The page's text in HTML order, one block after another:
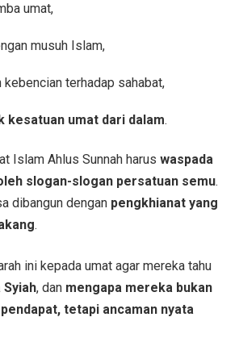
umat,
musuh Islam,
kebencian terhadap sahabat,
kesatuan umat dari dalam.
Islam Ahlus Sunnah harus waspada
slogan-slogan persatuan semu.
dibangun dengan pengkhianat yang
.
ini kepada umat agar mereka tahu
, dan mengapa mereka bukan
tetapi ancaman nyata